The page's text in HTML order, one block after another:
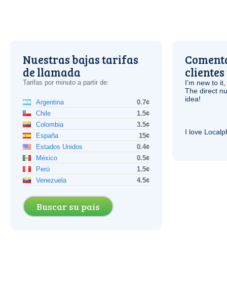
Nuestras bajas tarifas
de llamada
Tarifas por minuto a partir de:
Argentina
0.7¢
Chile
1.5¢
Colombia
3.5¢
España
15¢
Estados Unidos
0.4¢
México
0.5¢
Perú
1.5¢
Venezuela
4.5¢
Buscar su país
clientes
I’m new to
The direct
idea!
I love